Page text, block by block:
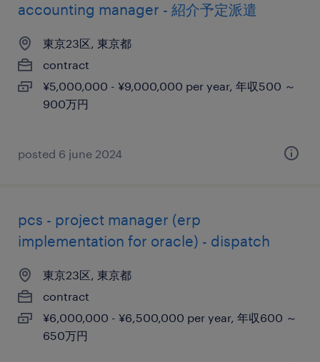
accounting manager - 紹介予定派遣
東京23区, 東京都
contract
¥5,000,000 - ¥9,000,000 per year, 年収500 ～
900万円
posted 6 june 2024
pcs - project manager (erp
implementation for oracle) - dispatch
東京23区, 東京都
contract
¥6,000,000 - ¥6,500,000 per year, 年収600 ～
650万円